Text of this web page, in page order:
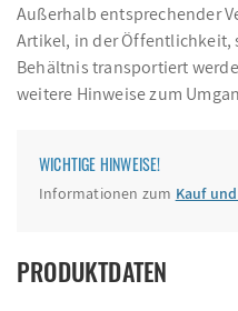
Außerhalb entsprechender
Artikel, in der Öffentlichkeit,
Behältnis transportiert
weitere Hinweise zum
WICHTIGE HINWEISE!
Informationen zum Kauf
PRODUKTDATEN